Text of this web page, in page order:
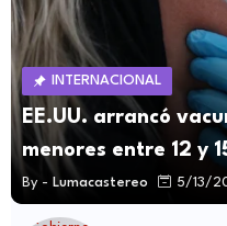
INTERNACIONAL
EE.UU. arrancó
menores entre 12 y
By - Lumacastereo 5/13/